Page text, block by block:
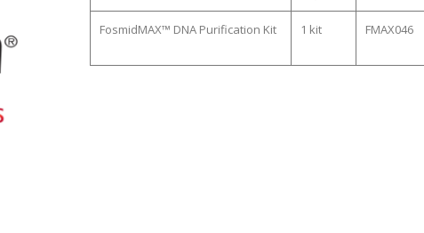
FosmidMAX™ DNA Purification Kit 1 kit FMAX046